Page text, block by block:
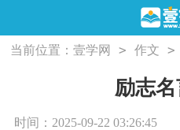
当前位置：壹学网 > 作文 >
励志
时间：2025-09-22 03:26:45